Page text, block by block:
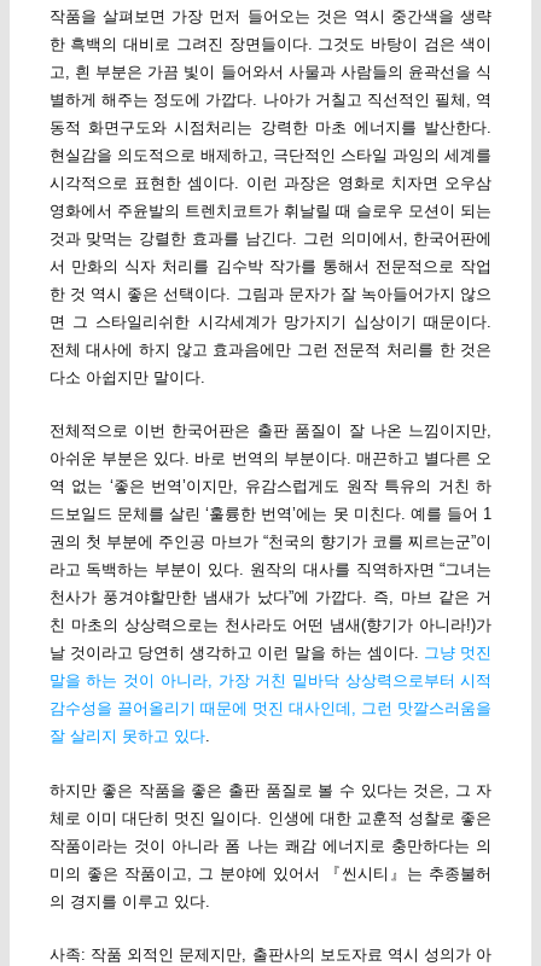
작품을 살펴보면 가장 먼저 들어오는 것은 역시 중간색을 생략
한 흑백의 대비로 그려진 장면들이다. 그것도 바탕이 검은 색이
고, 흰 부분은 가끔 빛이 들어와서 사물과 사람들의 윤곽선을 식
별하게 해주는 정도에 가깝다. 나아가 거칠고 직선적인 필체, 역
동적 화면구도와 시점처리는 강력한 마초 에너지를 발산한다.
현실감을 의도적으로 배제하고, 극단적인 스타일 과잉의 세계를
시각적으로 표현한 셈이다. 이런 과장은 영화로 치자면 오우삼
영화에서 주윤발의 트렌치코트가 휘날릴 때 슬로우 모션이 되는
것과 맞먹는 강렬한 효과를 남긴다. 그런 의미에서, 한국어판에
서 만화의 식자 처리를 김수박 작가를 통해서 전문적으로 작업
한 것 역시 좋은 선택이다. 그림과 문자가 잘 녹아들어가지 않으
면 그 스타일리쉬한 시각세계가 망가지기 십상이기 때문이다.
전체 대사에 하지 않고 효과음에만 그런 전문적 처리를 한 것은
다소 아쉽지만 말이다.
전체적으로 이번 한국어판은 출판 품질이 잘 나온 느낌이지만,
아쉬운 부분은 있다. 바로 번역의 부분이다. 매끈하고 별다른 오
역 없는 ‘좋은 번역’이지만, 유감스럽게도 원작 특유의 거친 하
드보일드 문체를 살린 ‘훌륭한 번역’에는 못 미친다. 예를 들어 1
권의 첫 부분에 주인공 마브가 “천국의 향기가 코를 찌르는군”이
라고 독백하는 부분이 있다. 원작의 대사를 직역하자면 “그녀는
천사가 풍겨야할만한 냄새가 났다”에 가깝다. 즉, 마브 같은 거
친 마초의 상상력으로는 천사라도 어떤 냄새(향기가 아니라!)가
날 것이라고 당연히 생각하고 이런 말을 하는 셈이다. 그냥 멋진
말을 하는 것이 아니라, 가장 거친 밑바닥 상상력으로부터 시적
감수성을 끌어올리기 때문에 멋진 대사인데, 그런 맛깔스러움을
잘 살리지 못하고 있다.
하지만 좋은 작품을 좋은 출판 품질로 볼 수 있다는 것은, 그 자
체로 이미 대단히 멋진 일이다. 인생에 대한 교훈적 성찰로 좋은
작품이라는 것이 아니라 폼 나는 쾌감 에너지로 충만하다는 의
미의 좋은 작품이고, 그 분야에 있어서 『씬시티』는 추종불허
의 경지를 이루고 있다.
사족: 작품 외적인 문제지만, 출판사의 보도자료 역시 성의가 아